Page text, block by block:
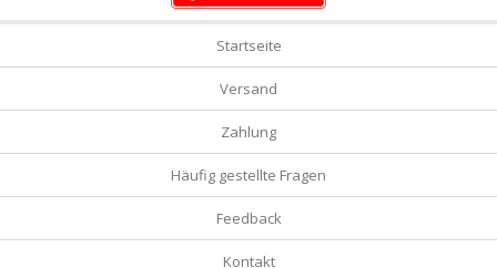
Startseite
Versand
Zahlung
Häufig gestellte Fragen
Feedback
Kontakt